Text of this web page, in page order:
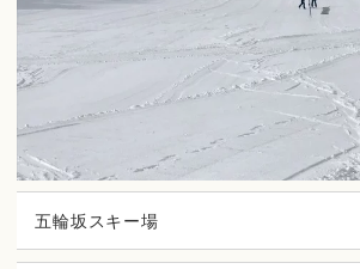
五輪坂スキー場